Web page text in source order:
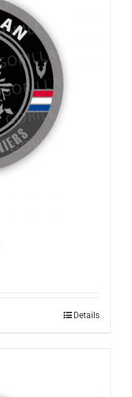
Details